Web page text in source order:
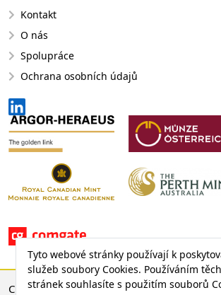
Tyto webové stránky používají k
služeb soubory Cookies. Používáním
stránek souhlasíte s použitím souborů
Kontakt
O nás
Spolupráce
Ochrana osobních údajů
CENA ZLATA